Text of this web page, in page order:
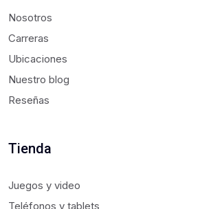
Nosotros
Carreras
Ubicaciones
Nuestro blog
Reseñas
Tienda
Juegos y video
Teléfonos y tablets